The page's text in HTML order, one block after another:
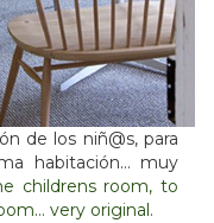
de los niñ@s, para
habitación… muy
childrens room, to
very original.